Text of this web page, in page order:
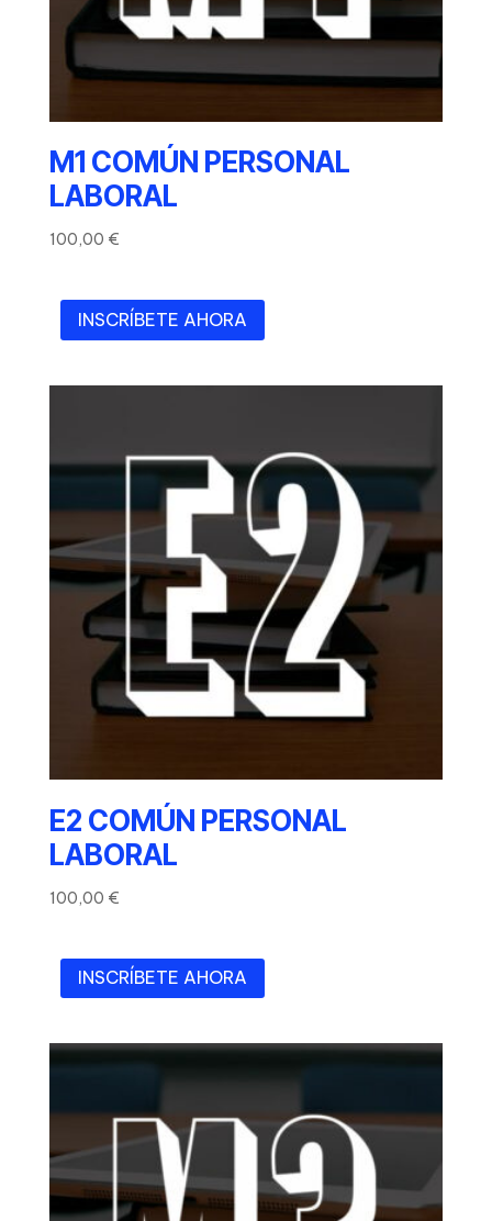
M1 COMÚN PERSONAL
LABORAL
100,00 €
INSCRÍBETE AHORA
E2 COMÚN PERSONAL
LABORAL
100,00 €
INSCRÍBETE AHORA